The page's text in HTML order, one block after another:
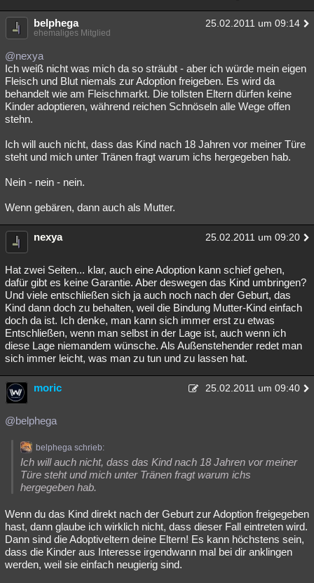
belphega 25.02.2011 um 09:14
ehemaliges Mitglied
@nexya
Ich weiß nicht was mich da so sträubt - aber ich würde mein eigen
Fleisch und Blut niemals zur Adoption freigeben. Es wird da
behandelt wie am Fleischmarkt. Die tollsten Eltern dürfen keine
Kinder adoptieren, während reichen Schnöseln alle Wege offen
stehn.
Ich will auch nicht, dass das Kind nach 18 Jahren vor meiner Türe
steht und mich unter Tränen fragt warum ichs hergegeben hab.
Nein - nein - nein.
Wenn gebären, dann auch als Mutter.
nexya 25.02.2011 um 09:20
Hat zwei Seiten... klar, auch eine Adoption kann schief gehen,
dafür gibt es keine Garantie. Aber deswegen das Kind umbringen?
Und viele entschließen sich ja auch noch nach der Geburt, das
Kind dann doch zu behalten, weil die Bindung Mutter-Kind einfach
doch da ist. Ich denke, man kann sich immer erst zu etwas
Entschließen, wenn man selbst in der Lage ist, auch wenn ich
diese Lage niemandem wünsche. Als Außenstehender redet man
sich immer leicht, was man zu tun und zu lassen hat.
moric 25.02.2011 um 09:40
@belphega
belphega schrieb:
Ich will auch nicht, dass das Kind nach 18 Jahren vor meiner
Türe steht und mich unter Tränen fragt warum ichs
hergegeben hab.
Wenn du das Kind direkt nach der Geburt zur Adoption freigegeben
hast, dann glaube ich wirklich nicht, dass dieser Fall eintreten wird.
Dann sind die Adoptiveltern deine Eltern! Es kann höchstens sein,
dass die Kinder aus Interesse irgendwann mal bei dir anklingen
werden, weil sie einfach neugierig sind.